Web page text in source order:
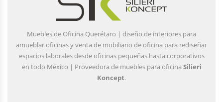
Muebles de Oficina Querétaro | diseño de interiores para
amueblar oficinas y venta de mobiliario de oficina para rediseñar
espacios laborales desde oficinas pequeñas hasta corporativos
en todo México | Proveedora de muebles para oficina Silieri
Koncept.